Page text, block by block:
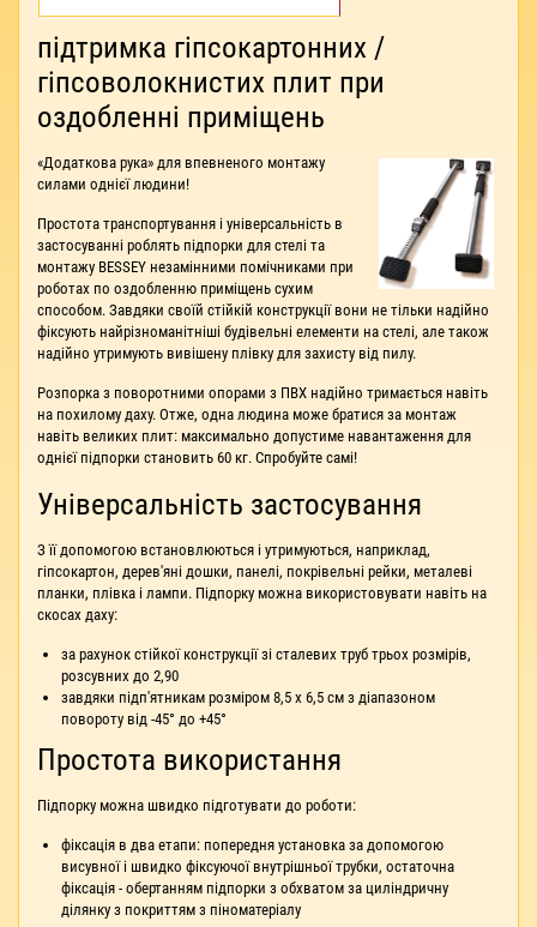
підтримка гіпсокартонних /
гіпсоволокнистих плит при
оздобленні приміщень
«Додаткова рука» для впевненого монтажу
силами однієї людини!
Простота транспортування і універсальність в
застосуванні роблять підпорки для стелі та
монтажу BESSEY незамінними помічниками при
роботах по оздобленню приміщень сухим
способом. Завдяки своїй стійкій конструкції вони не тільки надійно
фіксують найрізноманітніші будівельні елементи на стелі, але також
надійно утримують вивішену плівку для захисту від пилу.
Розпорка з поворотними опорами з ПВХ надійно тримається навіть
на похилому даху. Отже, одна людина може братися за монтаж
навіть великих плит: максимально допустиме навантаження для
однієї підпорки становить 60 кг. Спробуйте самі!
Універсальність застосування
З її допомогою встановлюються і утримуються, наприклад,
гіпсокартон, дерев'яні дошки, панелі, покрівельні рейки, металеві
планки, плівка і лампи. Підпорку можна використовувати навіть на
скосах даху:
за рахунок стійкої конструкції зі сталевих труб трьох розмірів,
розсувних до 2,90
завдяки підп'ятникам розміром 8,5 х 6,5 см з діапазоном
повороту від -45° до +45°
Простота використання
Підпорку можна швидко підготувати до роботи:
фіксація в два етапи: попередня установка за допомогою
висувної і швидко фіксуючої внутрішньої трубки, остаточна
фіксація - обертанням підпорки з обхватом за циліндричну
ділянку з покриттям з піноматеріалу